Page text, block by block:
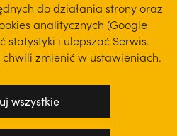
do działania strony oraz
analitycznych (Google
statystyki i ulepszać Serwis.
zmienić w ustawieniach.
wszystkie